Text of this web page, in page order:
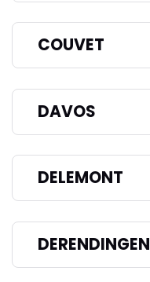
COUVET
DAVOS
DELEMONT
DERENDINGEN